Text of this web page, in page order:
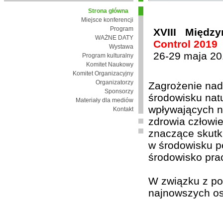
Strona główna
Miejsce konferencji
Program
WAŻNE DATY
Wystawa
Program kulturalny
Komitet Naukowy
Komitet Organizacyjny
Organizatorzy
Sponsorzy
Materiały dla mediów
Kontakt
XVIII
Control 2019
26-29 maja
Zagrożenie
środowisku
wpływających
zdrowia
znaczące
w środowisku
środowisko
W związku z
najnowszych